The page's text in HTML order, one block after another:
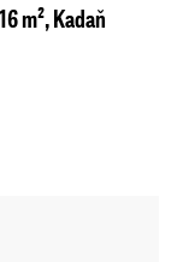
m², Kadaň